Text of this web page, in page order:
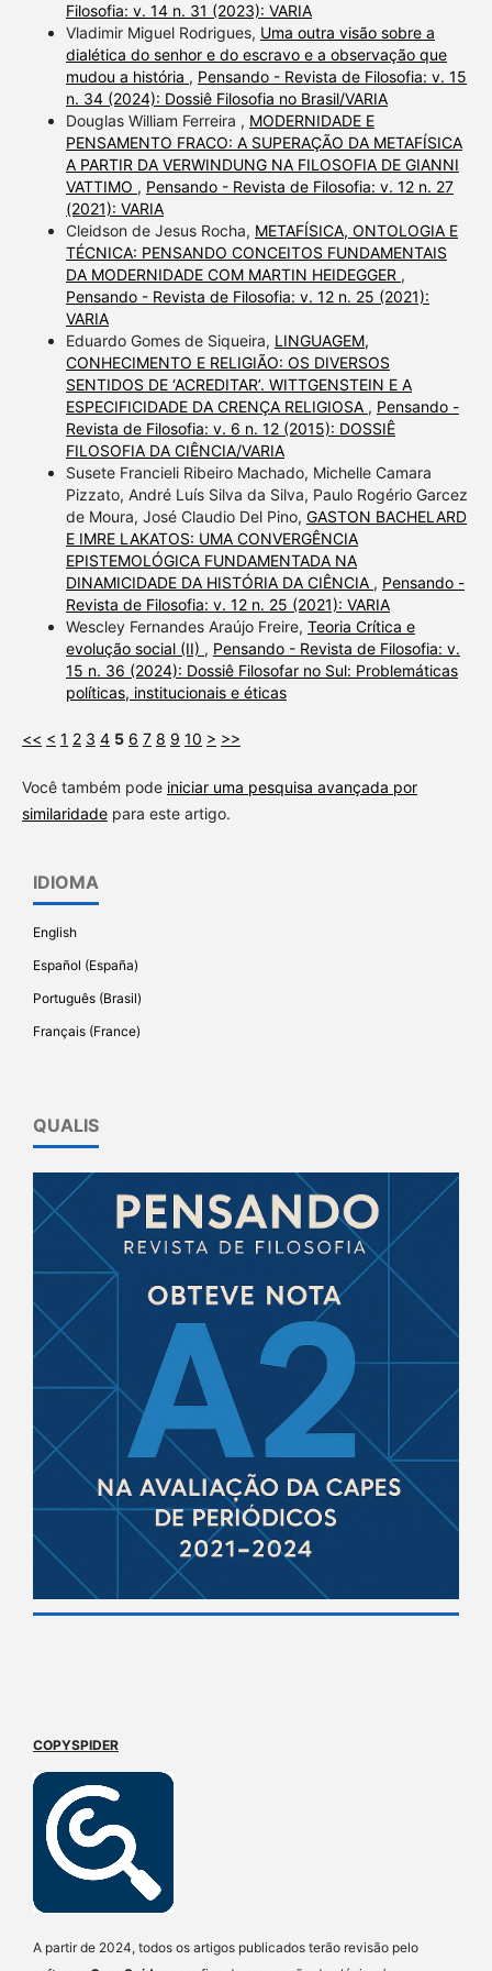
Filosofia: v. 14 n. 31 (2023): VARIA
Vladimir Miguel Rodrigues, Uma outra visão sobre a
dialética do senhor e do escravo e a observação que
mudou a história , Pensando - Revista de Filosofia: v. 15
n. 34 (2024): Dossiê Filosofia no Brasil/VARIA
Douglas William Ferreira , MODERNIDADE E
PENSAMENTO FRACO: A SUPERAÇÃO DA METAFÍSICA
A PARTIR DA VERWINDUNG NA FILOSOFIA DE GIANNI
VATTIMO , Pensando - Revista de Filosofia: v. 12 n. 27
(2021): VARIA
Cleidson de Jesus Rocha, METAFÍSICA, ONTOLOGIA E
TÉCNICA: PENSANDO CONCEITOS FUNDAMENTAIS
DA MODERNIDADE COM MARTIN HEIDEGGER ,
Pensando - Revista de Filosofia: v. 12 n. 25 (2021):
VARIA
Eduardo Gomes de Siqueira, LINGUAGEM,
CONHECIMENTO E RELIGIÃO: OS DIVERSOS
SENTIDOS DE ‘ACREDITAR’. WITTGENSTEIN E A
ESPECIFICIDADE DA CRENÇA RELIGIOSA , Pensando -
Revista de Filosofia: v. 6 n. 12 (2015): DOSSIÊ
FILOSOFIA DA CIÊNCIA/VARIA
Susete Francieli Ribeiro Machado, Michelle Camara
Pizzato, André Luís Silva da Silva, Paulo Rogério Garcez
de Moura, José Claudio Del Pino, GASTON BACHELARD
E IMRE LAKATOS: UMA CONVERGÊNCIA
EPISTEMOLÓGICA FUNDAMENTADA NA
DINAMICIDADE DA HISTÓRIA DA CIÊNCIA , Pensando -
Revista de Filosofia: v. 12 n. 25 (2021): VARIA
Wescley Fernandes Araújo Freire, Teoria Crítica e
evolução social (II) , Pensando - Revista de Filosofia: v.
15 n. 36 (2024): Dossiê Filosofar no Sul: Problemáticas
políticas, institucionais e éticas
<< < 1 2 3 4 5 6 7 8 9 10 > >>
Você também pode iniciar uma pesquisa avançada por
similaridadepara este artigo.
IDIOMA
English
Español (España)
Português (Brasil)
Français (France)
QUALIS
COPYSPIDER
A partir de 2024, todos os artigos publicados terão revisão pelo